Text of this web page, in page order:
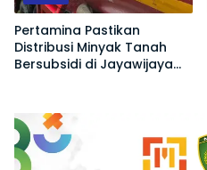
Pertamina Pastikan
Distribusi Minyak Tanah
Bersubsidi di Jayawijaya